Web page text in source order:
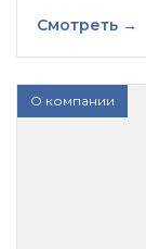
Смотреть →
О компании